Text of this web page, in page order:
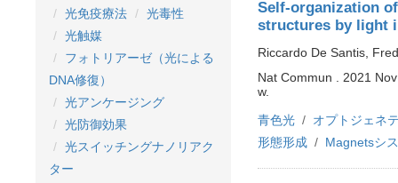
光免疫療法
光毒性
光触媒
フォトリアーゼ（光による
DNA修復）
光アンケージング
光防御効果
光スイッチングナノリアク
ター
Self-organization
structures by light
Riccardo De Santis,
Nat Commun . 2021
w.
青色光
オプトジェネ
形態形成
Magnetsシ